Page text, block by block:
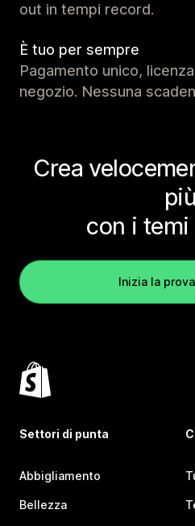
out in tempi record.
È tuo per sempre
Pagamento unico,
negozio. Nessuna
Crea
più
con i
Inizia la
Settori di punta
Abbigliamento
Bellezza